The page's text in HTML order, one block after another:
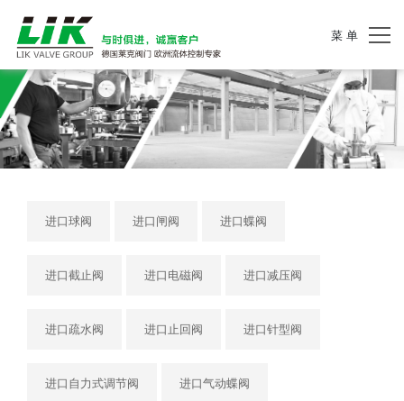
菜 单
进口球阀 进口闸阀 进口蝶阀
进口截止阀 进口电磁阀 进口减压阀
进口疏水阀 进口止回阀 进口针型阀
进口自力式调节阀 进口气动蝶阀